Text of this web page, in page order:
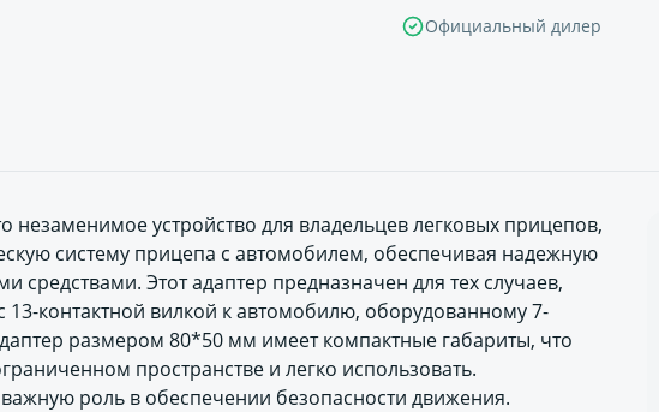
Официальный дилер
незаменимое устройство для владельцев легковых прицепов,
систему прицепа с автомобилем, обеспечивая надежную
средствами. Этот адаптер предназначен для тех случаев,
контактной вилкой к автомобилю, оборудованному 7-
размером 80*50 мм имеет компактные габариты, что
пространстве и легко использовать.
роль в обеспечении безопасности движения.